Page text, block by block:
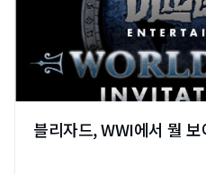
블리자드, WWI에서 뭘